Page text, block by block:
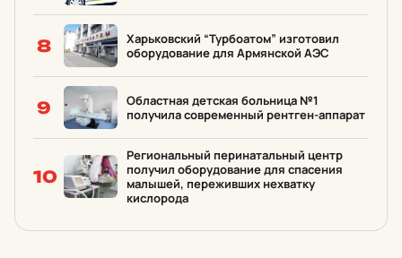
8
Харьковский “Турбоатом” изготовил
оборудование для Армянской АЭС
9
Областная детская больница №1
получила современный рентген-аппарат
10
Региональный перинатальный центр
получил оборудование для спасения
малышей, переживших нехватку
кислорода